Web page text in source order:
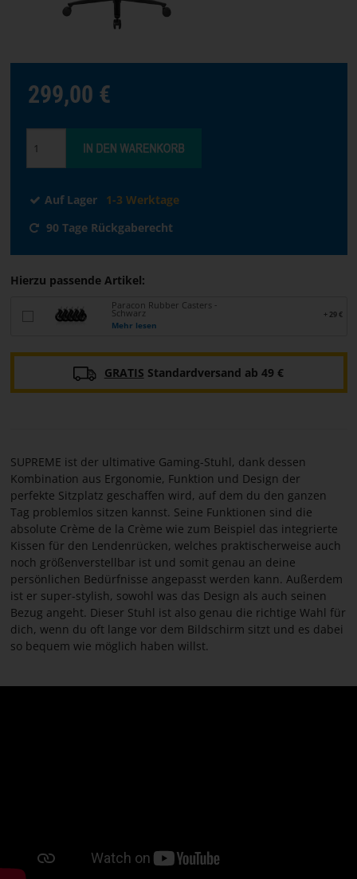
GESCHÄFTSBEDINGUNGEN
ÜBER
PARACON
299,00 €
Auf Lager
1-3 Werktage
90 Tage Rückgaberecht
Hierzu passende Artikel:
Paracon Rubber Casters -
Schwarz
Mehr lesen
+ 29 €
GRATIS Standardversand ab 49 €
SUPREME ist der ultimative Gaming-Stuhl, dank dessen
Kombination aus Ergonomie, Funktion und Design der
perfekte Sitzplatz geschaffen wird, auf dem du den ganzen
Tag problemlos sitzen kannst. Seine Funktionen sind die
absolute Crème de la Crème wie zum Beispiel das integrierte
Kissen für den Lendenrücken, welches praktischerweise auch
noch größenverstellbar ist und somit genau an deine
persönlichen Bedürfnisse angepasst werden kann. Außerdem
ist er super-stylish, sowohl was das Design als auch seinen
Bezug angeht. Dieser Stuhl ist also genau die richtige Wahl für
dich, wenn du oft lange vor dem Bildschirm sitzt und es dabei
so bequem wie möglich haben willst.